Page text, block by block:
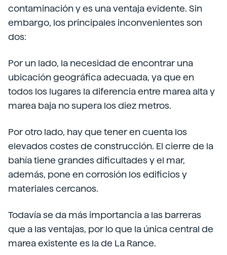
contaminación y es una ventaja evidente. Sin
embargo, los principales inconvenientes son
dos:
Por un lado, la necesidad de encontrar una
ubicación geográfica adecuada, ya que en
todos los lugares la diferencia entre marea alta y
marea baja no supera los diez metros.
Por otro lado, hay que tener en cuenta los
elevados costes de construcción. El cierre de la
bahía tiene grandes dificultades y el mar,
además, pone en corrosión los edificios y
materiales cercanos.
Todavía se da más importancia a las barreras
que a las ventajas, por lo que la única central de
marea existente es la de La Rance.